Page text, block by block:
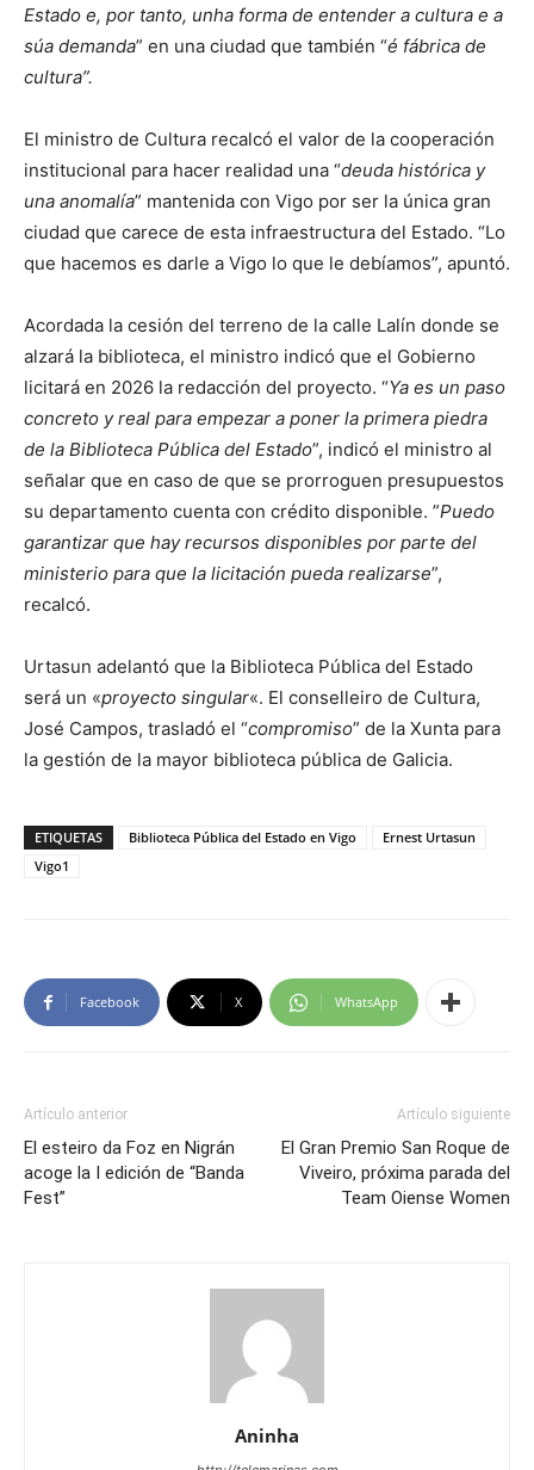
Estado e, por tanto, unha forma de entender a cultura e a
súa demanda” en una ciudad que también “é fábrica de
cultura”.
El ministro de Cultura recalcó el valor de la cooperación
institucional para hacer realidad una “deuda histórica y
una anomalía” mantenida con Vigo por ser la única gran
ciudad que carece de esta infraestructura del Estado. “Lo
que hacemos es darle a Vigo lo que le debíamos”, apuntó.
Acordada la cesión del terreno de la calle Lalín donde se
alzará la biblioteca, el ministro indicó que el Gobierno
licitará en 2026 la redacción del proyecto. “Ya es un paso
concreto y real para empezar a poner la primera piedra
de la Biblioteca Pública del Estado”, indicó el ministro al
señalar que en caso de que se prorroguen presupuestos
su departamento cuenta con crédito disponible. ”Puedo
garantizar que hay recursos disponibles por parte del
ministerio para que la licitación pueda realizarse”,
recalcó.
Urtasun adelantó que la Biblioteca Pública del Estado
será un «proyecto singular«. El conselleiro de Cultura,
José Campos, trasladó el “compromiso” de la Xunta para
la gestión de la mayor biblioteca pública de Galicia.
ETIQUETAS Biblioteca Pública del Estado en Vigo
Ernest Urtasun
Vigo1
Facebook X WhatsApp
Artículo anterior
El esteiro da Foz en Nigrán
acoge la I edición de “Banda
Fest”
Artículo siguiente
El Gran Premio San Roque de
Viveiro, próxima parada del
Team Oiense Women
Aninha